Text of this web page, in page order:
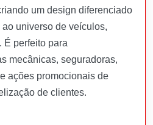
um design diferenciado
universo de veículos,
É perfeito para
mecânicas, seguradoras,
ações promocionais de
de clientes.